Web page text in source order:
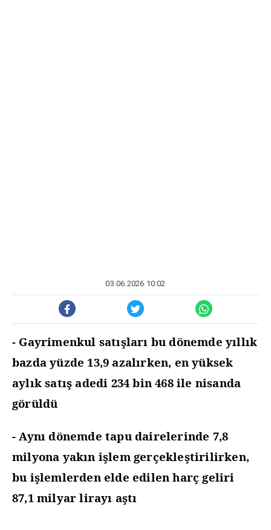
03.06.2026 10:02
- Gayrimenkul satışları bu dönemde yıllık
bazda yüzde 13,9 azalırken, en yüksek
aylık satış adedi 234 bin 468 ile nisanda
görüldü
- Aynı dönemde tapu dairelerinde 7,8
milyona yakın işlem gerçekleştirilirken,
bu işlemlerden elde edilen harç geliri
87,1 milyar lirayı aştı